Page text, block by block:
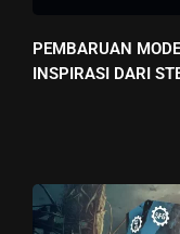
PEMBARUAN
INSPIRASI DARI